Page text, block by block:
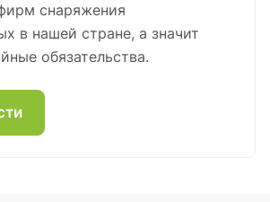
снаряжения
в нашей стране, а значит
обязательства.